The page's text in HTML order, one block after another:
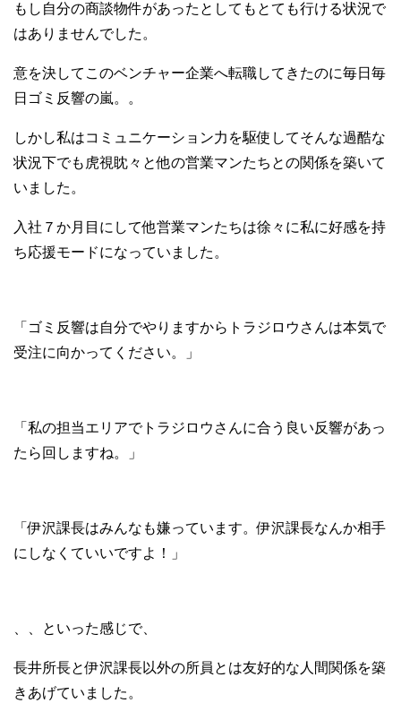
もし自分の商談物件があったとしてもとても行ける状況で
はありませんでした。
意を決してこのベンチャー企業へ転職してきたのに毎日毎
日ゴミ反響の嵐。。
しかし私はコミュニケーション力を駆使してそんな過酷な
状況下でも虎視眈々と他の営業マンたちとの関係を築いて
いました。
入社７か月目にして他営業マンたちは徐々に私に好感を持
ち応援モードになっていました。
「ゴミ反響は自分でやりますからトラジロウさんは本気で
受注に向かってください。」
「私の担当エリアでトラジロウさんに合う良い反響があっ
たら回しますね。」
「伊沢課長はみんなも嫌っています。伊沢課長なんか相手
にしなくていいですよ！」
、、といった感じで、
長井所長と伊沢課長以外の所員とは友好的な人間関係を築
きあげていました。